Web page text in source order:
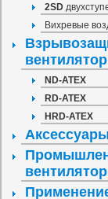
2SD
Вихревые
ND-ATEX
RD-ATEX
HRD-ATEX